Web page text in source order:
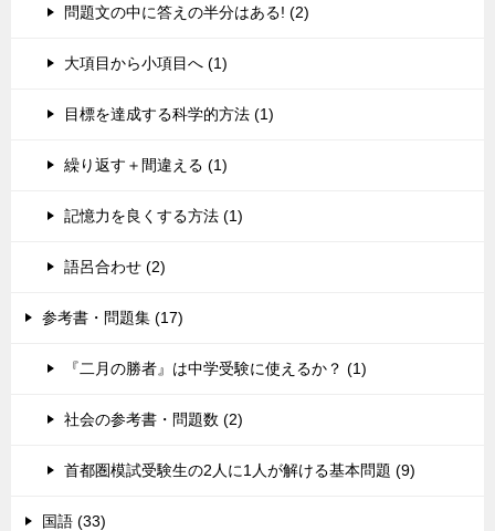
問題文の中に答えの半分はある! (2)
大項目から小項目へ (1)
目標を達成する科学的方法 (1)
繰り返す＋間違える (1)
記憶力を良くする方法 (1)
語呂合わせ (2)
参考書・問題集 (17)
『二月の勝者』は中学受験に使えるか？ (1)
社会の参考書・問題数 (2)
首都圏模試受験生の2人に1人が解ける基本問題 (9)
国語 (33)